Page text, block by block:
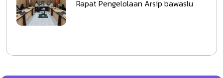
Rapat Pengelolaan Arsip bawaslu